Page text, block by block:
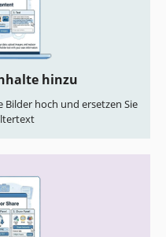
hinzu
Bilder hoch und ersetzen Sie